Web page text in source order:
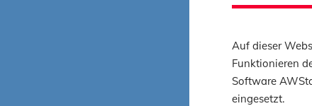
Auf dieser
Funktionieren
Software
eingesetzt.
Neben
dabei
zu